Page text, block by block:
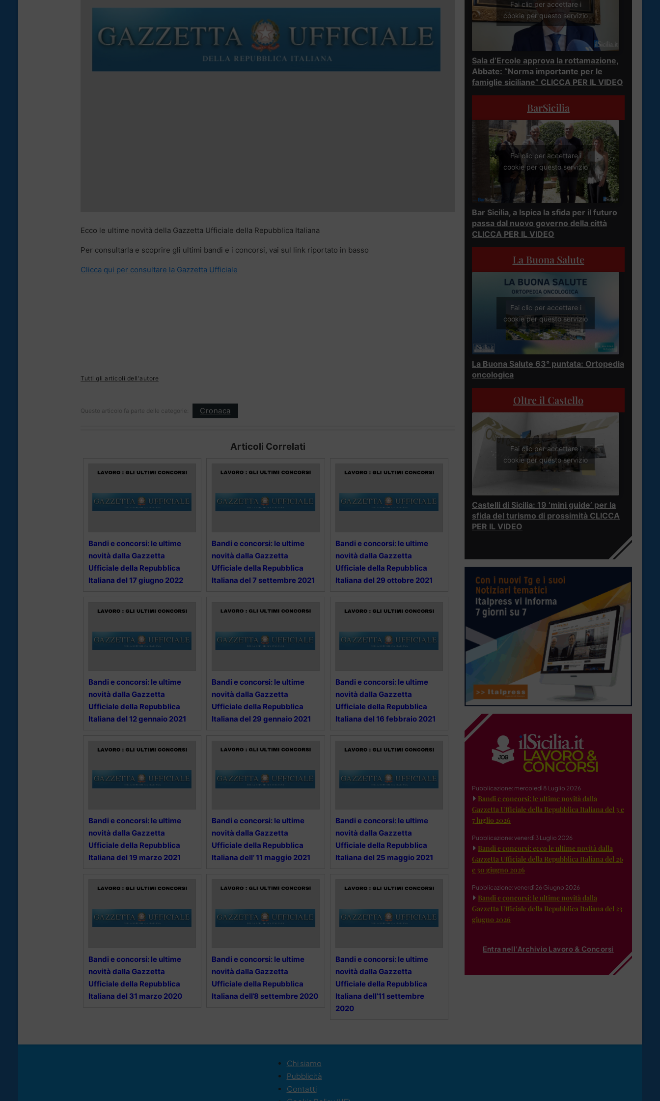
Ecco le ultime novità della Gazzetta Ufficiale della Repubblica Italiana
Per consultarla e scoprire gli ultimi bandi e i concorsi, vai sul link riportato in basso
Clicca qui per consultare la Gazzetta Ufficiale
Tutti gli articoli dell'autore
Questo articolo fa parte delle categorie: Cronaca
Articoli Correlati
Bandi e concorsi: le ultime
novità dalla Gazzetta
Ufficiale della Repubblica
Italiana del 17 giugno 2022
Bandi e concorsi: le ultime
novità dalla Gazzetta
Ufficiale della Repubblica
Italiana del 7 settembre 2021
Bandi e concorsi: le ultime
novità dalla Gazzetta
Ufficiale della Repubblica
Italiana del 29 ottobre 2021
Bandi e concorsi: le ultime
novità dalla Gazzetta
Ufficiale della Repubblica
Italiana del 12 gennaio 2021
Bandi e concorsi: le ultime
novità dalla Gazzetta
Ufficiale della Repubblica
Italiana del 29 gennaio 2021
Bandi e concorsi: le ultime
novità dalla Gazzetta
Ufficiale della Repubblica
Italiana del 16 febbraio 2021
Bandi e concorsi: le ultime
novità dalla Gazzetta
Ufficiale della Repubblica
Italiana del 19 marzo 2021
Bandi e concorsi: le ultime
novità dalla Gazzetta
Ufficiale della Repubblica
Italiana dell’ 11 maggio 2021
Bandi e concorsi: le ultime
novità dalla Gazzetta
Ufficiale della Repubblica
Italiana del 25 maggio 2021
Bandi e concorsi: le ultime
novità dalla Gazzetta
Ufficiale della Repubblica
Italiana del 31 marzo 2020
Bandi e concorsi: le ultime
novità dalla Gazzetta
Ufficiale della Repubblica
Italiana dell’8 settembre 2020
Bandi e concorsi: le ultime
novità dalla Gazzetta
Ufficiale della Repubblica
Italiana dell’11 settembre
2020
Fai clic per accettare i
cookie per questo servizio
Sala d’Ercole approva la rottamazione,
Abbate: “Norma importante per le
famiglie siciliane” CLICCA PER IL VIDEO
BarSicilia
Fai clic per accettare i
cookie per questo servizio
Bar Sicilia, a Ispica la sfida per il futuro
passa dal nuovo governo della città
CLICCA PER IL VIDEO
La Buona Salute
Fai clic per accettare i
cookie per questo servizio
La Buona Salute 63° puntata: Ortopedia
oncologica
Oltre il Castello
Fai clic per accettare i
cookie per questo servizio
Castelli di Sicilia: 19 ‘mini guide’ per la
sfida del turismo di prossimità CLICCA
PER IL VIDEO
Pubblicazione: mercoledì 8 Luglio 2026
Bandi e concorsi: le ultime novità dalla
Gazzetta Ufficiale della Repubblica Italiana del 3 e
7 luglio 2026
Pubblicazione: venerdì 3 Luglio 2026
Bandi e concorsi: ecco le ultime novità dalla
Gazzetta Ufficiale della Repubblica Italiana del 26
e 30 giugno 2026
Pubblicazione: venerdì 26 Giugno 2026
Bandi e concorsi: le ultime novità dalla
Gazzetta Ufficiale della Repubblica Italiana del 23
giugno 2026
Entra nell'Archivio Lavoro & Concorsi
Chi siamo
Pubblicità
Contatti